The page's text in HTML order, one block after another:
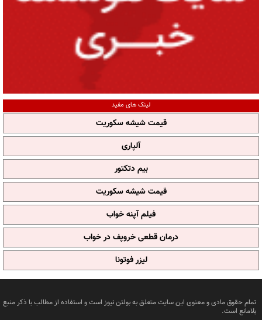
لینک های مفید
قیمت شیشه سکوریت
آلپاری
بیم دتکتور
قیمت شیشه سکوریت
فیلم آپنه خواب
درمان قطعی خروپف در خواب
لیزر فوتونا
تمام حقوق مادی و معنوی این سایت متعلق به بولتن نیوز است و استفاده از مطالب با ذکر منبع
بلامانع است.